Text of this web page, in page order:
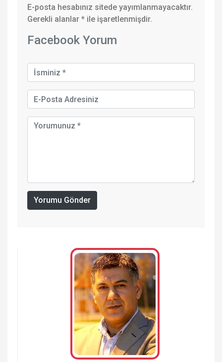
E-posta hesabınız sitede yayımlanmayacaktır.
Gerekli alanlar * ile işaretlenmişdir.
Facebook Yorum
Yorumu Gönder